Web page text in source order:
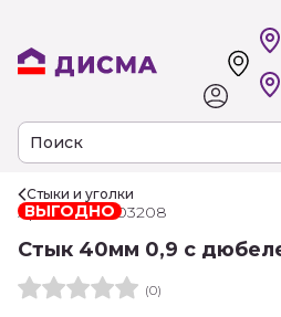
Стыки и уголки
ВЫГОДНО
Арт. 00-00003208
Стык 40мм 0,9 с
(0)